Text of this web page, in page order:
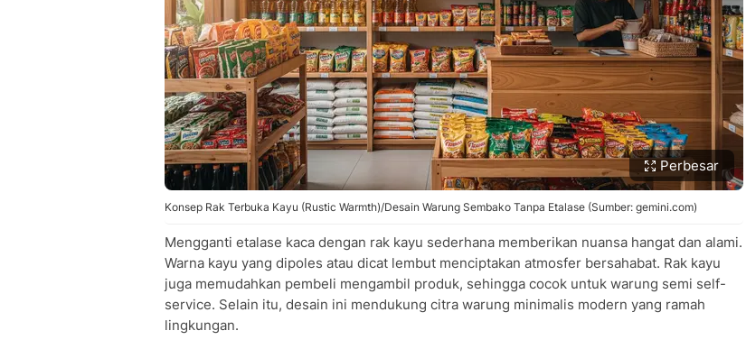
Perbesar
Konsep Rak Terbuka Kayu (Rustic Warmth)/Desain Warung Sembako Tanpa Etalase (Sumber: gemini.com)
Mengganti etalase kaca dengan rak kayu sederhana memberikan nuansa hangat dan alami.
Warna kayu yang dipoles atau dicat lembut menciptakan atmosfer bersahabat. Rak kayu
juga memudahkan pembeli mengambil produk, sehingga cocok untuk warung semi self-
service. Selain itu, desain ini mendukung citra warung minimalis modern yang ramah
lingkungan.